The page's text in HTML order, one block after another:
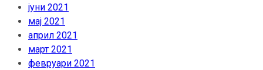
јуни 2021
мај 2021
април 2021
март 2021
февруари 2021